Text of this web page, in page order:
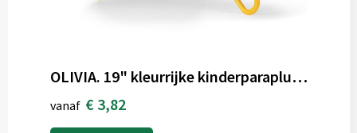
OLIVIA. 19" kleurrijke kinderparaplu van 190T polyester
vanaf € 3,82